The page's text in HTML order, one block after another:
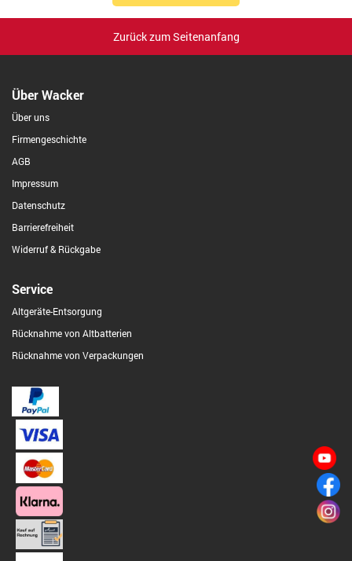
Zurück zum Seitenanfang
Über Wacker
Über uns
Firmengeschichte
AGB
Impressum
Datenschutz
Barrierefreiheit
Widerruf & Rückgabe
Service
Altgeräte-Entsorgung
Rücknahme von Altbatterien
Rücknahme von Verpackungen